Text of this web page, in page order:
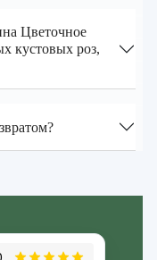
Цветочное
кустовых роз,